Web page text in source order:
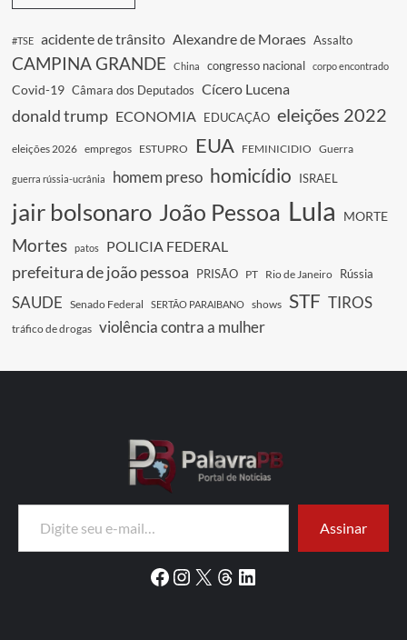
#TSE acidente de trânsito Alexandre de Moraes Assalto
CAMPINA GRANDE China congresso nacional corpo encontrado
Covid-19 Câmara dos Deputados Cícero Lucena
donald trump ECONOMIA EDUCAÇÃO eleições 2022
eleições 2026 empregos ESTUPRO EUA FEMINICIDIO Guerra
guerra rússia-ucrânia homem preso homicídio ISRAEL
jair bolsonaro João Pessoa Lula MORTE
Mortes patos POLICIA FEDERAL
prefeitura de joão pessoa PRISÃO PT Rio de Janeiro Rússia
SAUDE Senado Federal SERTÃO PARAIBANO shows STF TIROS
tráfico de drogas violência contra a mulher
Digite seu e-mail…
Assinar
Facebook
Instagram
X Threads
LinkedIn